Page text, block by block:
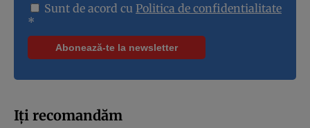
Sunt de acord cu Politica de confidentialitate
*
Iți recomandăm